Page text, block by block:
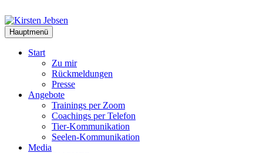
Inhalt
springen
Hauptmenü
Start
Zu mir
Rückmeldungen
Presse
Angebote
Trainings per Zoom
Coachings per Telefon
Tier-Kommunikation
Seelen-Kommunikation
Media